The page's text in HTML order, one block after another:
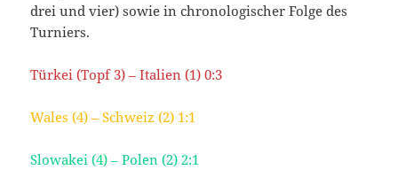
drei und vier) sowie in chronologischer Folge des
Turniers.
Türkei (Topf 3) – Italien (1) 0:3
Wales (4) – Schweiz (2) 1:1
Slowakei (4) – Polen (2) 2:1